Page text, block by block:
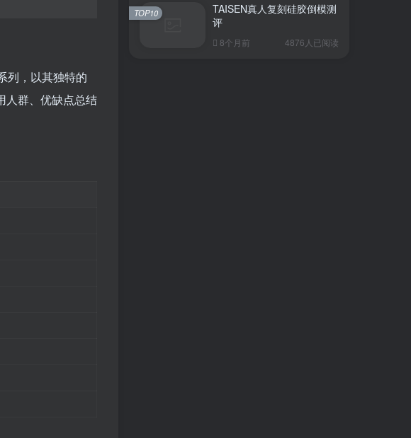
列，以其独特的
人群、优缺点总结
TAISEN真人复刻硅胶倒模测
评
8个月前 4876人已阅读
TOP10